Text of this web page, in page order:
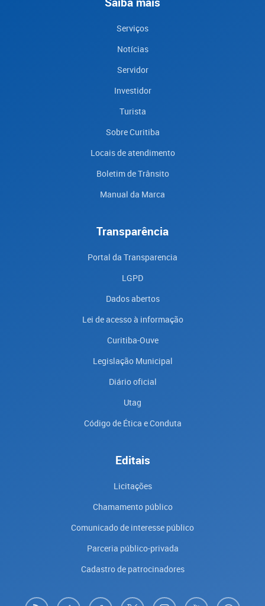
Serviços
Notícias
Servidor
Investidor
Turista
Sobre Curitiba
Locais de atendimento
Boletim de Trânsito
Manual da Marca
Transparência
Portal da Transparencia
LGPD
Dados abertos
Lei de acesso à informação
Curitiba-Ouve
Legislação Municipal
Diário oficial
Utag
Código de Ética e Conduta
Editais
Licitações
Chamamento público
Comunicado de interesse público
Parceria público-privada
Cadastro de patrocinadores